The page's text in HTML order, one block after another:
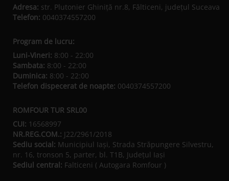
Adresa: str. Plutonier Ghiniţă nr.8, Fălticeni, judeţul Suceava
Telefon: 0040374557200
Program de lucru:
Luni-Vineri: 8:00 - 22:00
Sambata: 8:00 - 22:00
Duminica: 8:00 - 22:00
Telefon dispecerat de noapte: 0040374557200
ROMFOUR TUR SRL00
CUI: 16568997
NR.REG.COM.: J22/2961/2018
Sediu social: Municipiul Iaşi, Strada Străpungere Silvestru,
nr. 16, tronson 5, parter, bl. T1B, Județul Iaşi
Sediul central: Falticeni ( Autogara Romfour )